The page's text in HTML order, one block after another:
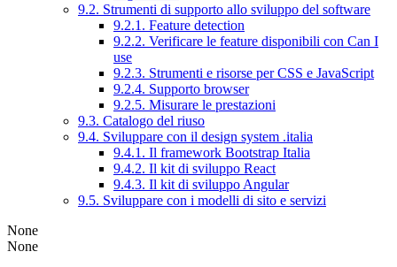
9.2. Strumenti di supporto allo sviluppo del software
9.2.1. Feature detection
9.2.2. Verificare le feature disponibili con Can I
use
9.2.3. Strumenti e risorse per CSS e JavaScript
9.2.4. Supporto browser
9.2.5. Misurare le prestazioni
9.3. Catalogo del riuso
9.4. Sviluppare con il design system .italia
9.4.1. Il framework Bootstrap Italia
9.4.2. Il kit di sviluppo React
9.4.3. Il kit di sviluppo Angular
9.5. Sviluppare con i modelli di sito e servizi
None
None